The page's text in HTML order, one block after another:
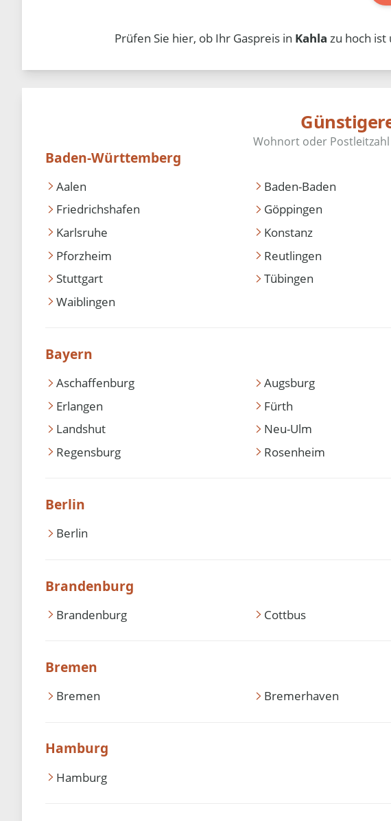
Prüfen Sie hier, ob Ihr Gaspreis in Kahla zu hoch ist
Baden-Württemberg
Aalen Baden-Baden
Friedrichshafen
Göppingen
Karlsruhe
Konstanz
Pforzheim
Reutlingen
Stuttgart
Tübingen
Waiblingen
Bayern
Aschaffenburg Augsburg
Erlangen
Fürth
Landshut
Neu-Ulm
Regensburg
Rosenheim
Berlin
Berlin
Brandenburg
Brandenburg Cottbus
Bremen
Bremen Bremerhaven
Hamburg
Hamburg